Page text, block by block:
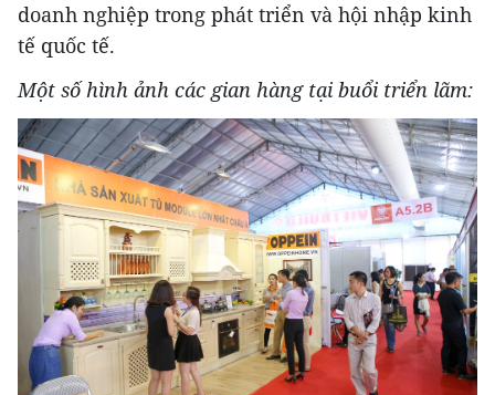
doanh nghiệp trong phát triển và hội nhập kinh
tế quốc tế.
Một số hình ảnh các gian hàng tại buổi triển lãm: